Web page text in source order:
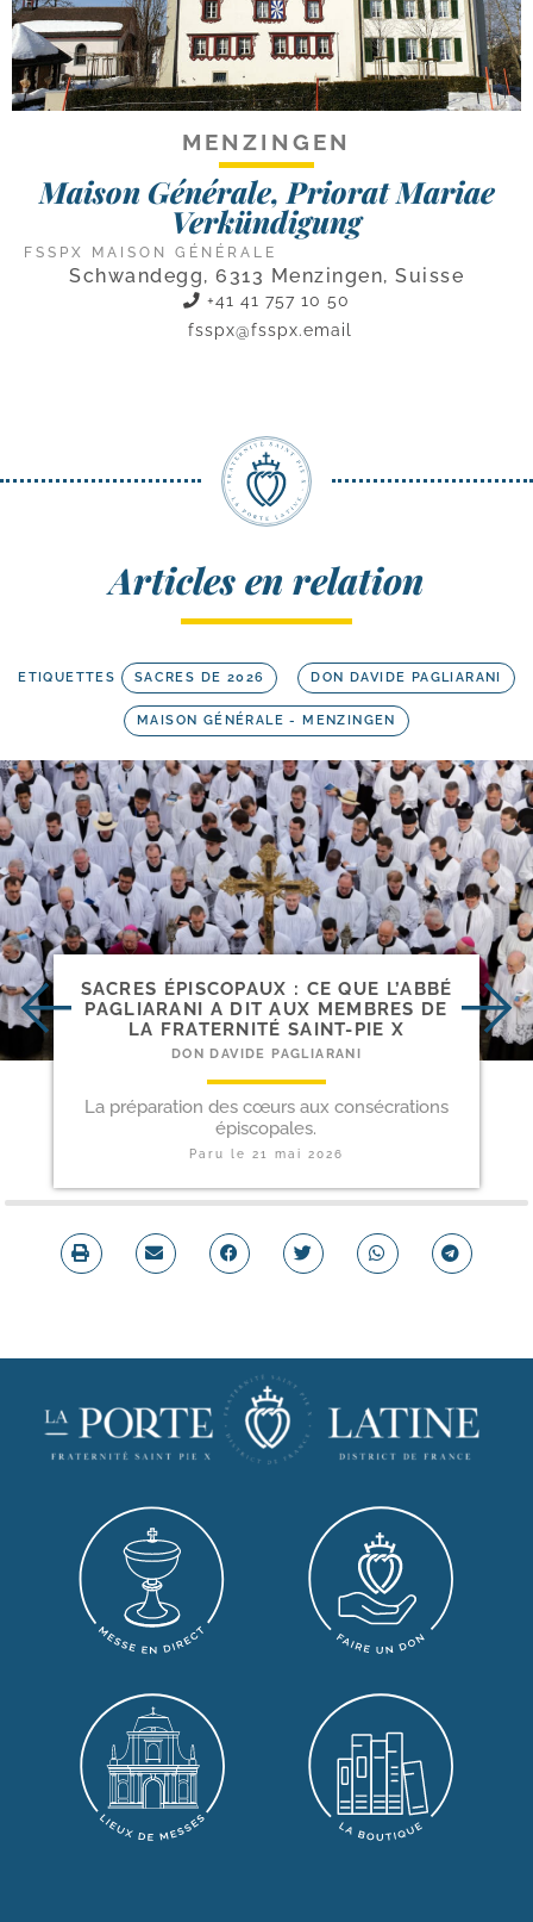
MENZINGEN
Maison Générale, Priorat Mariae
Verkündigung
FSSPX MAISON GÉNÉRALE
Schwandegg, 6313 Menzingen, Suisse
+41 41 757 10 50
fsspx@fsspx.email
Articles en relation
ETIQUETTES SACRES DE 2026 DON DAVIDE PAGLIARANI
MAISON GÉNÉRALE - MENZINGEN
SACRES ÉPISCOPAUX : CE QUE L’ABBÉ
PAGLIARANI A DIT AUX MEMBRES DE
LA FRATERNITÉ SAINT-​PIE X
DON DAVIDE PAGLIARANI
La préparation des cœurs aux consécrations
épiscopales.
Paru le 21 mai 2026